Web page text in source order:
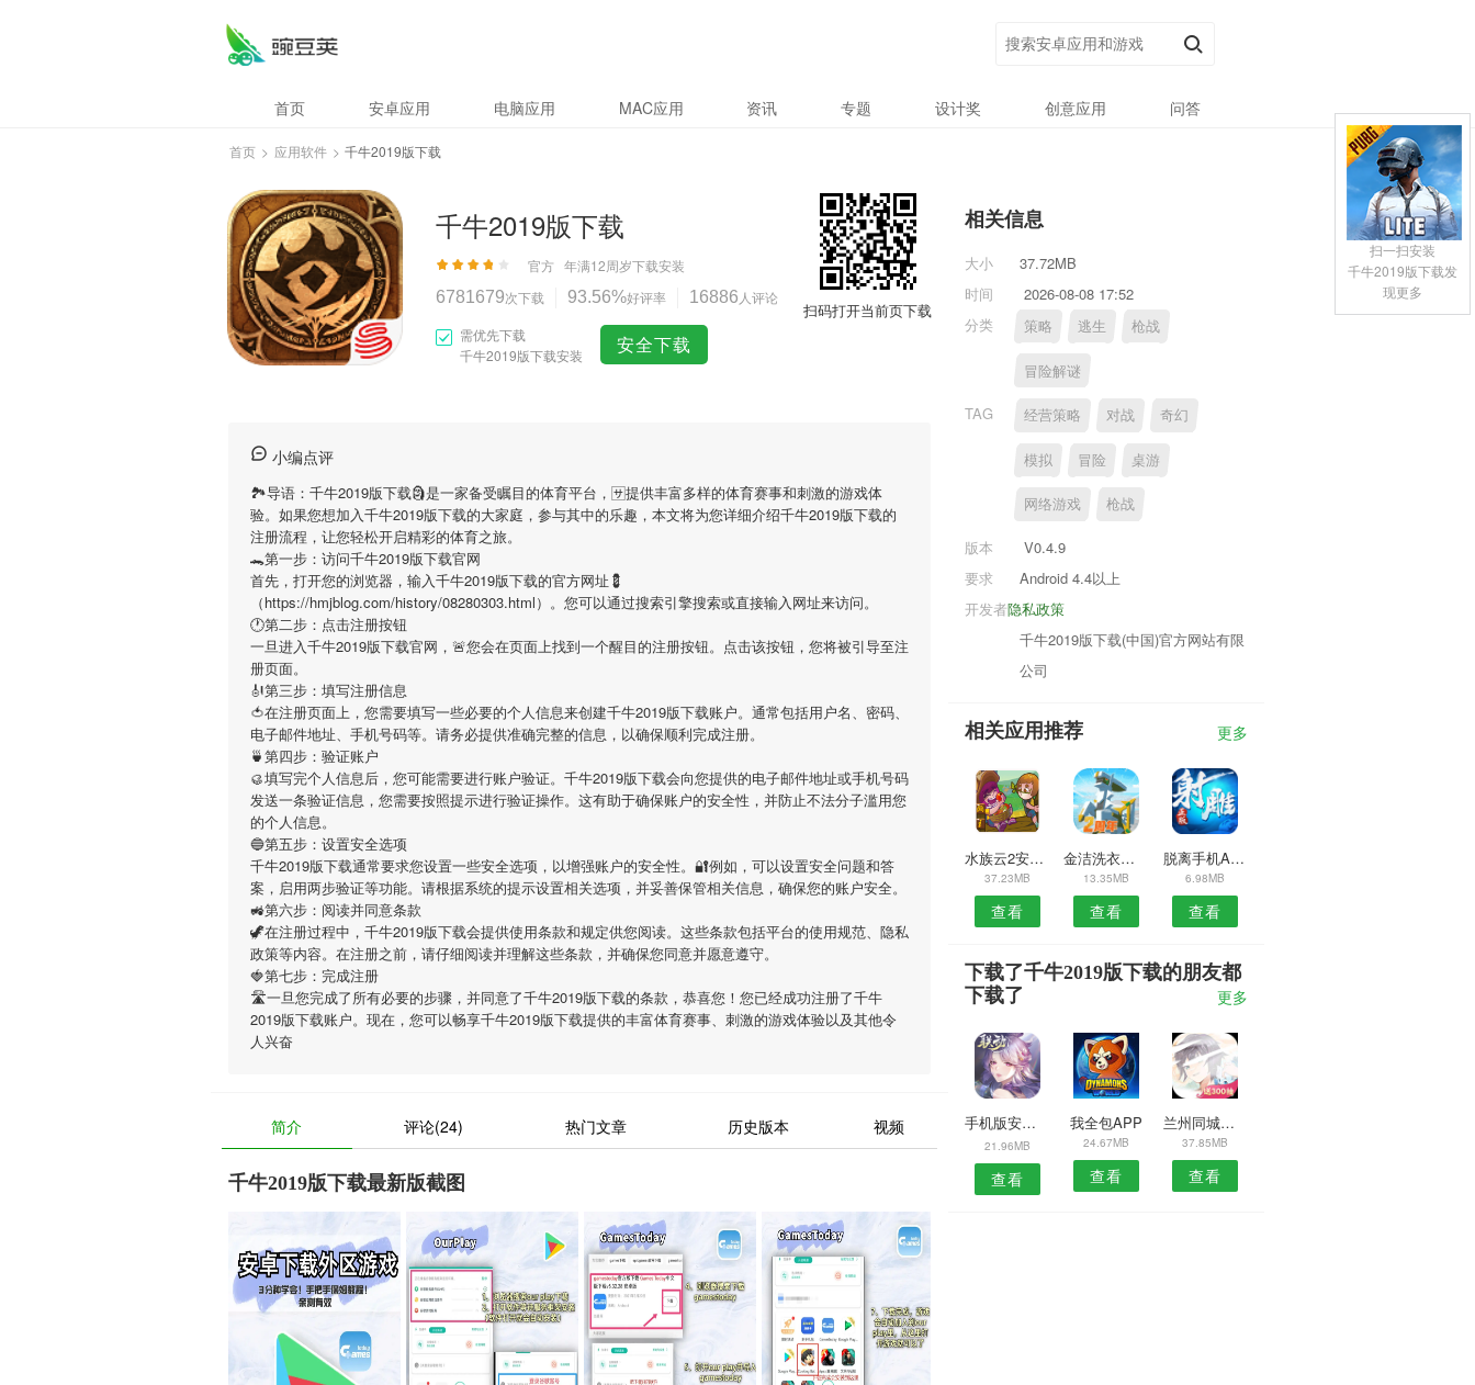
首页 安卓应用 电脑应用 MAC应用 资讯 专题 设计奖 创意应用 问答
首页 > 应用软件 > 千牛2019版下载
千牛2019版下载
官方 年满12周岁下载安装
6781679次下载 93.56%好评率 16886 人评论
需优先下载
千牛2019版下载安装
安全下载
扫码打开当前页下载
小编点评
🏞导语： 千牛2019版下载🗿是一家备受瞩目的体育平台，🈂提供丰富多样的体育赛事和刺激的游戏体
验。如果您想加入千牛2019版下载的大家庭，参与其中的乐趣，本文将为您详细介绍千牛2019版下载的
注册流程，让您轻松开启精彩的体育之旅。
🐊第一步：访问千牛2019版下载官网
首先，打开您的浏览器，输入千牛2019版下载的官方网址💈
（https://hmjblog.com/history/08280303.html）。您可以通过搜索引擎搜索或直接输入网址来访问。
🕐第二步：点击注册按钮
一旦进入千牛2019版下载官网，🚨您会在页面上找到一个醒目的注册按钮。点击该按钮，您将被引导至注
册页面。
🎻第三步：填写注册信息
🍅在注册页面上，您需要填写一些必要的个人信息来创建千牛2019版下载账户。通常包括用户名、密码、
电子邮件地址、手机号码等。请务必提供准确完整的信息，以确保顺利完成注册。
🍵第四步：验证账户
🥮填写完个人信息后，您可能需要进行账户验证。 千牛2019版下载会向您提供的电子邮件地址或手机号码
发送一条验证信息，您需要按照提示进行验证操作。这有助于确保账户的安全性，并防止不法分子滥用您
的个人信息。
🔵第五步：设置安全选项
千牛2019版下载通常要求您设置一些安全选项，以增强账户的安全性。🔐例如，可以设置安全问题和答
案，启用两步验证等功能。请根据系统的提示设置相关选项，并妥善保管相关信息，确保您的账户安全。
🚜第六步：阅读并同意条款
🦖在注册过程中， 千牛2019版下载会提供使用条款和规定供您阅读。这些条款包括平台的使用规范、隐私
政策等内容。在注册之前，请仔细阅读并理解这些条款，并确保您同意并愿意遵守。
🍓第七步：完成注册
🛣一旦您完成了所有必要的步骤，并同意了千牛2019版下载的条款，恭喜您！您已经成功注册了千牛
2019版下载账户。现在，您可以畅享千牛2019版下载提供的丰富体育赛事、刺激的游戏体验以及其他令
人兴奋
简介 评论(24) 热门文章 历史版本 视频
千牛2019版下载最新版截图
相关信息
大小
37.72MB
时间
2026-08-08 17:52
分类
策略 逃生 枪战
冒险解谜
TAG 经营策略 对战 奇幻
模拟 冒险 桌游
网络游戏 枪战
版本
V0.4.9
要求
Android 4.4以上
隐私政策
开发者
千牛2019版下载(中国)官方网站有限
公司
相关应用推荐 更多
水族云2安卓版
37.23MB
查看
金洁洗衣安卓版
13.35MB
查看
脱离手机APP
6.98MB
查看
下载了千牛2019版下载的朋友都
下载了
更多
手机版安卓版
21.96MB
查看
我全包APP
24.67MB
查看
兰州同城安卓版
37.85MB
查看
扫一扫安装
千牛2019版下载发
现更多